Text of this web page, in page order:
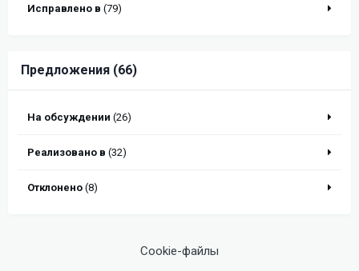
Исправлено в (79)
Предложения (66)
На обсуждении (26)
Реализовано в (32)
Отклонено (8)
Cookie-файлы